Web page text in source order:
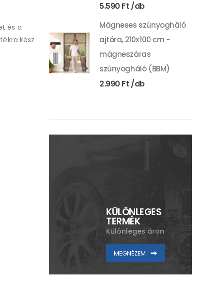
és a
kész.
5.590 Ft
Mágneses szúnyogháló
ajtóra, 210x100 cm -
mágneszáras
szúnyogháló (BBM)
2.990 Ft
KÜLÖNLEGES
TERMÉK
Különleges áron
MEGNÉZEM